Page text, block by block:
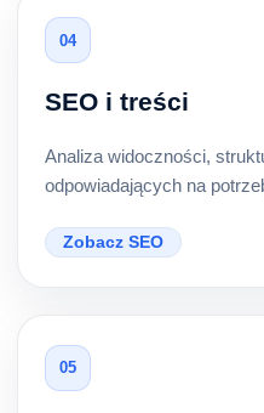
04
SEO i treści
Analiza widoczności,
odpowiadających na
Zobacz SEO
05